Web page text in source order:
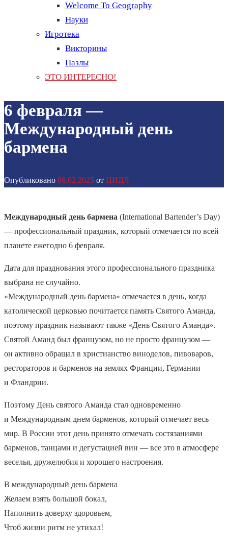
Welcome To Geography
Науки
Игротека
Викторины
Пазлы
ЭТО ИНТЕРЕСНО!
6 февраля —
Международный день
бармена
Опубликовано 06.02.2025 от ЦИДЛ
Международный день бармена (International Bartender’s Day)
— профессиональный праздник, который отмечается по всей
планете ежегодно 6 февраля.
Дата для празднования этого профессионального праздника
выбрана не случайно.
«Международный день бармена» отмечается в день, когда
католической церковью почитается память Святого Аманда,
поэтому праздник называют также «День Святого Аманда».
Святой Аманд был французом, но не просто французом —
он активно обращал в христианство виноделов, пивоваров,
рестораторов и барменов на землях Франции, Германии
и Фландрии.
Поэтому День святого Аманда стал одновременно
и Международным днем барменов, который отмечает весь
мир. В России этот день принято отмечать состязаниями
барменов, танцами и дегустацией вин — все это в атмосфере
веселья, дружелюбия и хорошего настроения.
В международный день бармена
Желаем взять большой бокал,
Наполнить доверху здоровьем,
Чтоб жизни ритм не утихал!